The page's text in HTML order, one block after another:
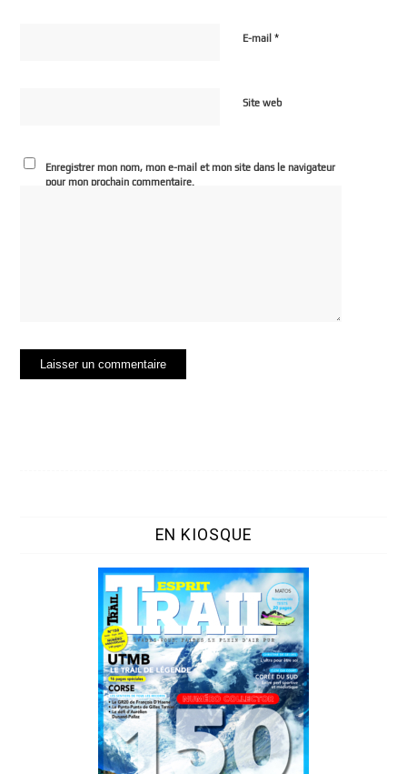
E-mail*
Site web
Enregistrer mon nom, mon e-mail et mon site dans le navigateur
pour mon prochain commentaire.
EN KIOSQUE